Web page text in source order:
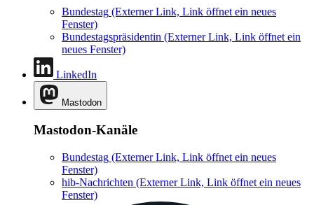
Bundestag (Externer Link, Link öffnet ein neues
Fenster)
Bundestagspräsidentin (Externer Link, Link öffnet ein
neues Fenster)
LinkedIn
Mastodon
Mastodon-Kanäle
Bundestag (Externer Link, Link öffnet ein neues
Fenster)
hib-Nachrichten (Externer Link, Link öffnet ein neues
Fenster)